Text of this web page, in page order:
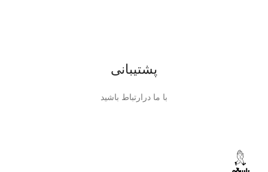
پشتیبانی
با ما درارتباط باشید